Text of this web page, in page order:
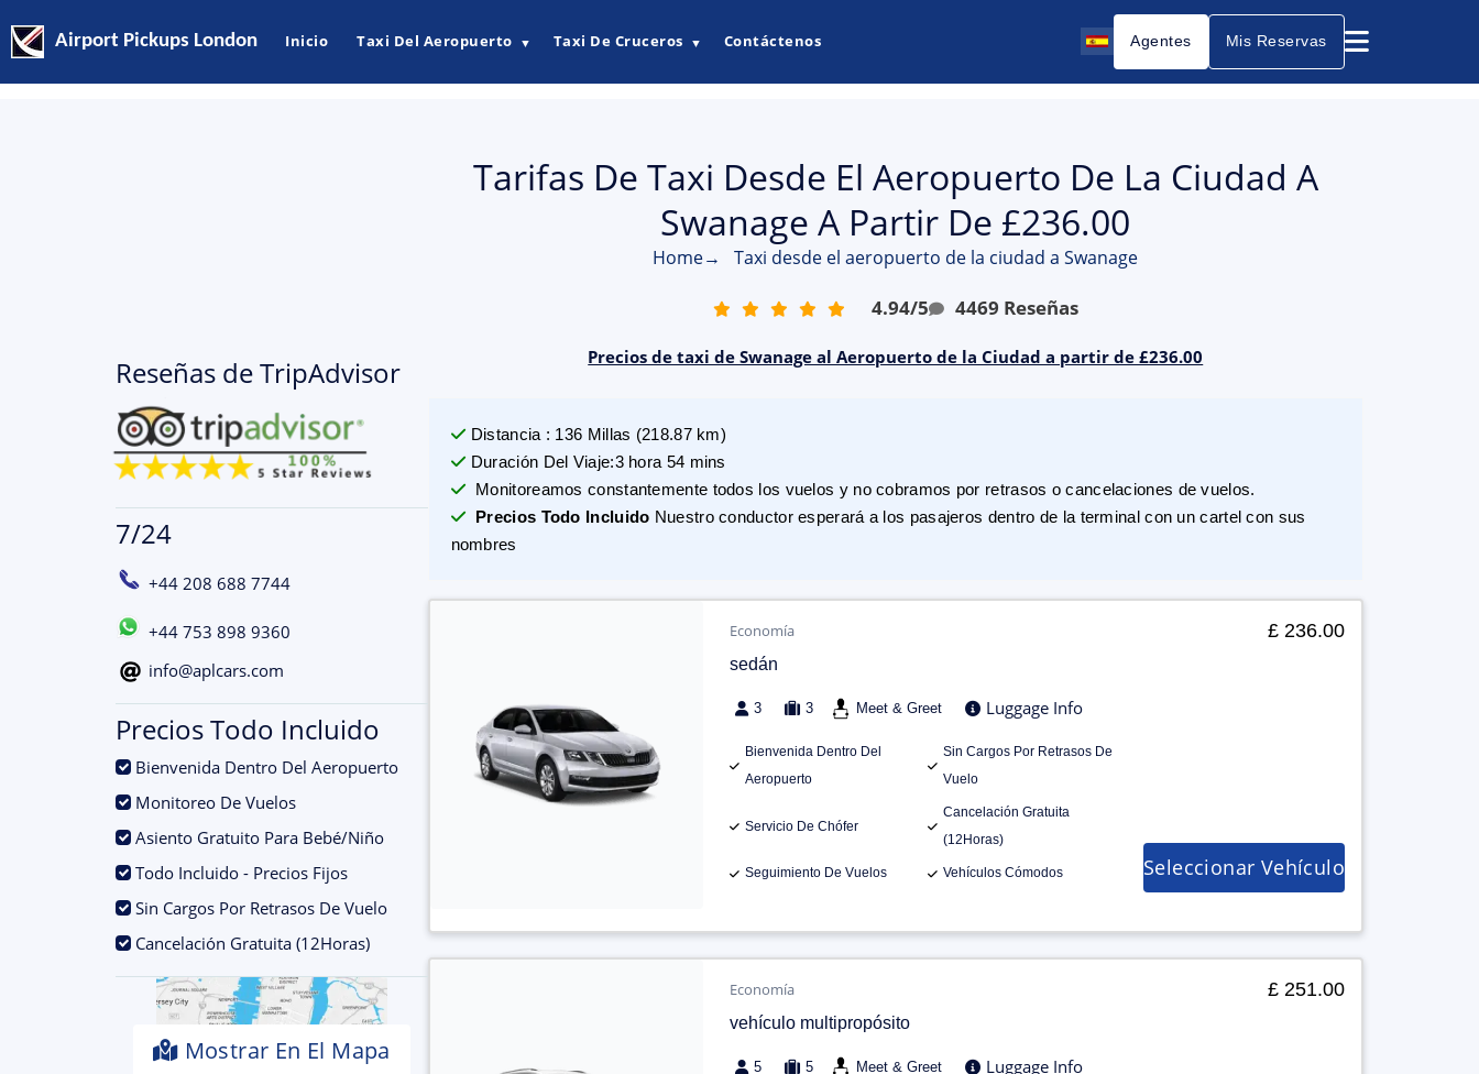
Airport Pickups London Inicio Taxi Del Aeropuerto ▼ Taxi De Cruceros ▼ Contáctenos Agentes Mis Reservas
Reseñas de TripAdvisor
7/24
+44 208 688 7744
+44 753 898 9360
info@aplcars.com
Precios Todo Incluido
Bienvenida Dentro Del Aeropuerto
Monitoreo De Vuelos
Asiento Gratuito Para Bebé/Niño
Todo Incluido - Precios Fijos
Sin Cargos Por Retrasos De Vuelo
Cancelación Gratuita (12Horas)
Mostrar En El Mapa
Tarifas De Taxi Desde El Aeropuerto De La Ciudad A
Swanage A Partir De £236.00
Home→ Taxi desde el aeropuerto de la ciudad a Swanage
4.94/5 4469 Reseñas
Precios de taxi de Swanage al Aeropuerto de la Ciudad a partir de £236.00
Distancia : 136 Millas (218.87km)
Duración Del Viaje:3 hora 54 mins
Monitoreamos constantemente todos los vuelos y no cobramos por retrasos o cancelaciones de vuelos.
Precios Todo Incluido Nuestro conductor esperará a los pasajeros dentro de la terminal con un cartel con sus
nombres
Economía
sedán
3 3 Meet & Greet Luggage Info
Bienvenida Dentro Del
Aeropuerto
Sin Cargos Por Retrasos De
Vuelo
Servicio De Chófer
Cancelación Gratuita
(12Horas)
Seguimiento De Vuelos Vehículos Cómodos
£ 236.00
Seleccionar Vehículo
Economía
vehículo multipropósito
5 5 Meet & Greet Luggage Info
£ 251.00